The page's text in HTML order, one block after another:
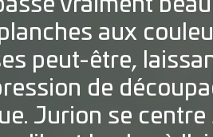
vraiment
aux
peut-être,
de
Jurion se